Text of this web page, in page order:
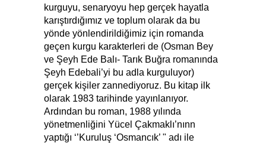
kurguyu, senaryoyu hep gerçek hayatla
karıştırdığımız ve toplum olarak da bu
yönde yönlendirildiğimiz için romanda
geçen kurgu karakterleri de (Osman Bey
ve Şeyh Ede Balı- Tarık Buğra romanında
Şeyh Edebali’yi bu adla kurguluyor)
gerçek kişiler zannediyoruz. Bu kitap ilk
olarak 1983 tarihinde yayınlanıyor.
Ardından bu roman, 1988 yılında
yönetmenliğini Yücel Çakmaklı’nınn
yaptığı ‘’Kuruluş ‘Osmancık’ " adı ile